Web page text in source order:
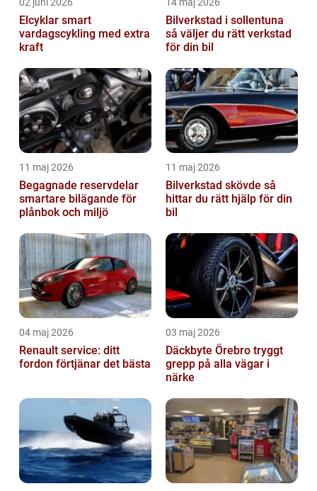
Elcyklar smart
vardagscykling med extra
kraft
Bilverkstad i sollentuna
så väljer du rätt verkstad
för din bil
11 maj 2026
Begagnade reservdelar
smartare bilägande för
plånbok och miljö
11 maj 2026
Bilverkstad skövde så
hittar du rätt hjälp för din
bil
04 maj 2026
Renault service: ditt
fordon förtjänar det bästa
03 maj 2026
Däckbyte Örebro tryggt
grepp på alla vägar i
närke